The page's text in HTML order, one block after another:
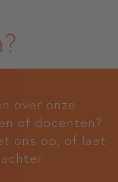
over onze
of docenten?
ons op, of laat